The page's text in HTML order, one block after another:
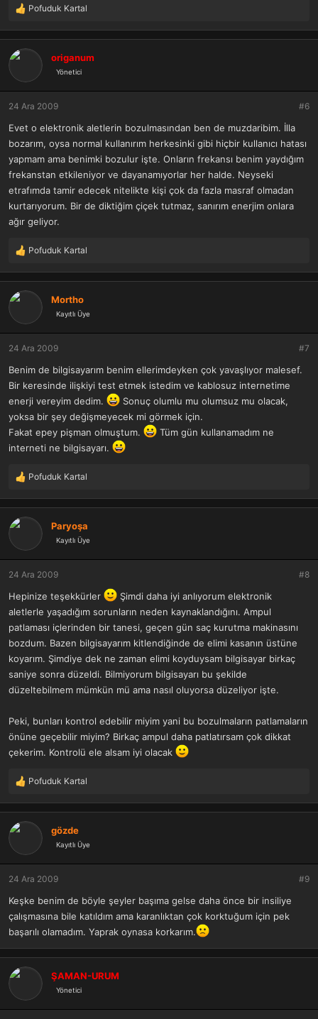
T
p
k
l
e
r
Pofuduk Kartal
origanum
Yönetici
24 Ara 2009 #6
Evet o elektronik aletlerin bozulmasından ben de muzdaribim. İlla
bozarım, oysa normal kullanırım herkesinki gibi hiçbir kullanıcı hatası
yapmam ama benimki bozulur işte. Onların frekansı benim yaydığım
frekanstan etkileniyor ve dayanamıyorlar her halde. Neyseki
etrafımda tamir edecek nitelikte kişi çok da fazla masraf olmadan
kurtarıyorum. Bir de diktiğim çiçek tutmaz, sanırım enerjim onlara
ağır geliyor.
T
p
k
l
e
r
Pofuduk Kartal
Mortho
Kayıtlı Üye
24 Ara 2009 #7
Benim de bilgisayarım benim ellerimdeyken çok yavaşlıyor malesef.
Bir keresinde ilişkiyi test etmek istedim ve kablosuz internetime
enerji vereyim dedim.
Sonuç olumlu mu olumsuz mu olacak,
yoksa bir şey değişmeyecek mi görmek için.
Fakat epey pişman olmuştum.
Tüm gün kullanamadım ne
interneti ne bilgisayarı.
T
p
k
l
e
r
Pofuduk Kartal
Paryoşa
Kayıtlı Üye
24 Ara 2009 #8
Hepinize teşekkürler
Şimdi daha iyi anlıyorum elektronik
aletlerle yaşadığım sorunların neden kaynaklandığını. Ampul
patlaması içlerinden bir tanesi, geçen gün saç kurutma makinasını
bozdum. Bazen bilgisayarım kitlendiğinde de elimi kasanın üstüne
koyarım. Şimdiye dek ne zaman elimi koyduysam bilgisayar birkaç
saniye sonra düzeldi. Bilmiyorum bilgisayarı bu şekilde
düzeltebilmem mümkün mü ama nasıl oluyorsa düzeliyor işte.
Peki, bunları kontrol edebilir miyim yani bu bozulmaların patlamaların
önüne geçebilir miyim? Birkaç ampul daha patlatırsam çok dikkat
çekerim. Kontrolü ele alsam iyi olacak
T
p
k
l
e
r
Pofuduk Kartal
gözde
Kayıtlı Üye
24 Ara 2009 #9
Keşke benim de böyle şeyler başıma gelse daha önce bir insiliye
çalışmasına bile katıldım ama karanlıktan çok korktuğum için pek
başarılı olamadım. Yaprak oynasa korkarım.
ŞAMAN-URUM
Yönetici